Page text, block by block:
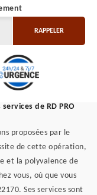
de RD PRO
proposées par le
de cette opération,
et la polyvalence de
vous, où que vous
Ses services sont